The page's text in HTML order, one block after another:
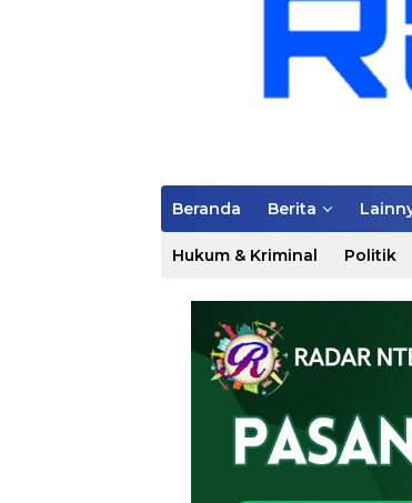
Beranda Berita
Hukum & Kriminal Politik